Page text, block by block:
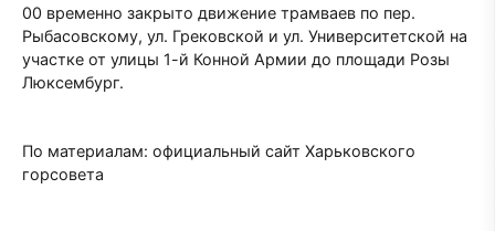
00 временно закрыто движение трамваев по пер.
Рыбасовскому, ул. Грековской и ул. Университетской на
участке от улицы 1-й Конной Армии до площади Розы
Люксембург.
По материалам: официальный сайт Харьковского
горсовета